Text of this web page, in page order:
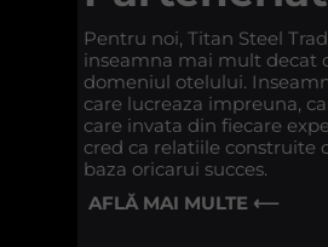
Pentru noi, Titan Steel
inseamna mai mult decat
domeniul otelului.
care lucreaza impreuna,
care invata din fiecare
cred ca relatiile construite
baza oricarui succes.
AFLĂ MAI MULTE ⟵